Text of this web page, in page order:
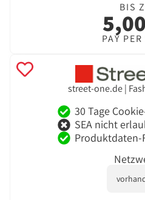
BIS
PAY
street-one.de |
30 Tage
SEA nicht
Produktdaten-